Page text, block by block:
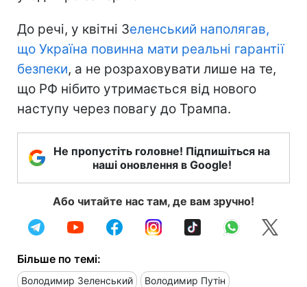
До речі, у квітні Зеленський наполягав,
що Україна повинна мати реальні гарантії
безпеки, а не розраховувати лише на те,
що РФ нібито утримається від нового
наступу через повагу до Трампа.
Не пропустіть головне! Підпишіться на
наші оновлення в Google!
Або читайте нас там, де вам зручно!
Більше по темі:
Володимир Зеленський Володимир Путін